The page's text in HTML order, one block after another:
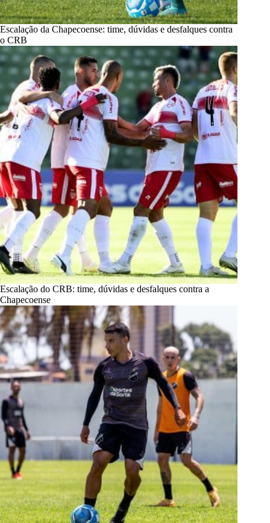
Escalação da Chapecoense: time, dúvidas e desfalques contra
o CRB
Escalação do CRB: time, dúvidas e desfalques contra a
Chapecoense